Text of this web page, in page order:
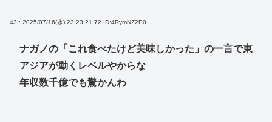
43 : 2025/07/16(水) 23:23:21.72 ID:4RymNZ2E0
ナガノの「これ食べたけど美味しかった」の一言で東
アジアが動くレベルやからな
年収数千億でも驚かんわ